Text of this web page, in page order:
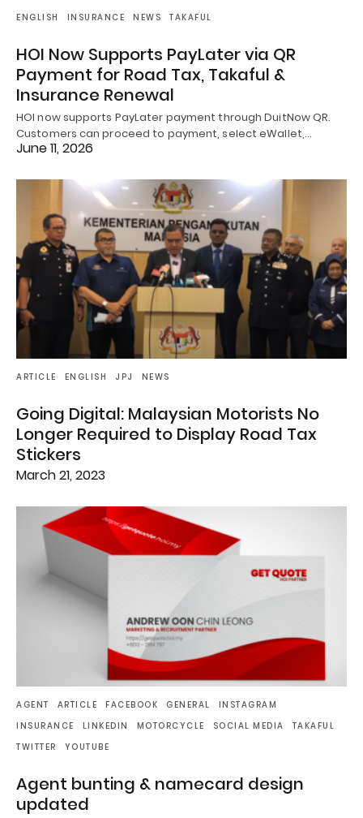
ENGLISH INSURANCE NEWS TAKAFUL
HOI Now Supports PayLater via QR
Payment for Road Tax, Takaful &
Insurance Renewal
HOI now supports PayLater payment through DuitNow QR.
Customers can proceed to payment, select eWallet,…
June 11, 2026
ARTICLE ENGLISH JPJ NEWS
Going Digital: Malaysian Motorists No
Longer Required to Display Road Tax
Stickers
March 21, 2023
AGENT ARTICLE FACEBOOK GENERAL
INSTAGRAM
INSURANCE
LINKEDIN MOTORCYCLE SOCIAL MEDIA
TAKAFUL
TWITTER
YOUTUBE
Agent bunting & namecard design
updated